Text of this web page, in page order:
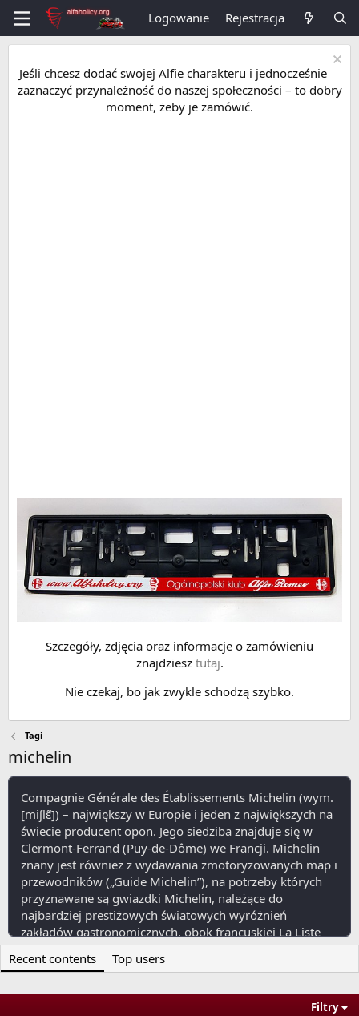
Logowanie Rejestracja
Jeśli chcesz dodać swojej Alfie charakteru i jednocześnie
zaznaczyć przynależność do naszej społeczności – to dobry
moment, żeby je zamówić.
Szczegóły, zdjęcia oraz informacje o zamówieniu
znajdziesz tutaj.
Nie czekaj, bo jak zwykle schodzą szybko.
Tagi
michelin
Compagnie Générale des Établissements Michelin (wym.
[miʃlɛ̃]) – największy w Europie i jeden z największych na
świecie producent opon. Jego siedziba znajduje się w
Clermont-Ferrand (Puy-de-Dôme) we Francji. Michelin
znany jest również z wydawania zmotoryzowanych map i
przewodników („Guide Michelin”), na potrzeby których
przyznawane są gwiazdki Michelin, należące do
najbardziej prestiżowych światowych wyróżnień
zakładów gastronomicznych, obok francuskiej La Liste
World’s 50 Best Bars.
View More On Wikipedia.org
Recent contents Top users
Filtry